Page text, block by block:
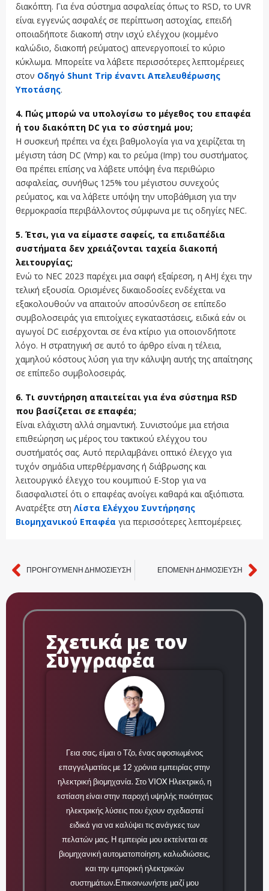
διακόπτη. Για ένα σύστημα ασφαλείας όπως το RSD, το UVR
είναι εγγενώς ασφαλές σε περίπτωση αστοχίας, επειδή
οποιαδήποτε διακοπή στην ισχύ ελέγχου (κομμένο
καλώδιο, διακοπή ρεύματος) απενεργοποιεί το κύριο
κύκλωμα. Μπορείτε να λάβετε περισσότερες λεπτομέρειες
στον Οδηγό Shunt Trip έναντι Απελευθέρωσης
Υποτάσης.
4. Πώς μπορώ να υπολογίσω το μέγεθος του επαφέα
ή του διακόπτη DC για το σύστημά μου;
Η συσκευή πρέπει να έχει βαθμολογία για να χειρίζεται τη
μέγιστη τάση DC (Vmp) και το ρεύμα (Imp) του συστήματος.
Θα πρέπει επίσης να λάβετε υπόψη ένα περιθώριο
ασφαλείας, συνήθως 125% του μέγιστου συνεχούς
ρεύματος, και να λάβετε υπόψη την υποβάθμιση για την
θερμοκρασία περιβάλλοντος σύμφωνα με τις οδηγίες NEC.
5. Έτσι, για να είμαστε σαφείς, τα επιδαπέδια
συστήματα δεν χρειάζονται ταχεία διακοπή
λειτουργίας;
Ενώ το NEC 2023 παρέχει μια σαφή εξαίρεση, η ΑΗJ έχει την
τελική εξουσία. Ορισμένες δικαιοδοσίες ενδέχεται να
εξακολουθούν να απαιτούν αποσύνδεση σε επίπεδο
συμβολοσειράς για επιτοίχιες εγκαταστάσεις, ειδικά εάν οι
αγωγοί DC εισέρχονται σε ένα κτίριο για οποιονδήποτε
λόγο. Η στρατηγική σε αυτό το άρθρο είναι η τέλεια,
χαμηλού κόστους λύση για την κάλυψη αυτής της απαίτησης
σε επίπεδο συμβολοσειράς.
6. Τι συντήρηση απαιτείται για ένα σύστημα RSD
που βασίζεται σε επαφέα;
Είναι ελάχιστη αλλά σημαντική. Συνιστούμε μια ετήσια
επιθεώρηση ως μέρος του τακτικού ελέγχου του
συστήματός σας. Αυτό περιλαμβάνει οπτικό έλεγχο για
τυχόν σημάδια υπερθέρμανσης ή διάβρωσης και
λειτουργικό έλεγχο του κουμπιού E-Stop για να
διασφαλιστεί ότι ο επαφέας ανοίγει καθαρά και αξιόπιστα.
Ανατρέξτε στη Λίστα Ελέγχου Συντήρησης
Βιομηχανικού Επαφέα για περισσότερες λεπτομέρειες.
Προηγ.
ΠΡΟΗΓΟΎΜΕΝΗ ΔΗΜΟΣΊΕΥΣΗ ΕΠΌΜΕΝΗ ΔΗΜΟΣΊΕΥΣΗ
Σχετικά με τον
Συγγραφέα
Γεια σας, είμαι ο Τζο, ένας αφοσιωμένος
επαγγελματίας με 12 χρόνια εμπειρίας στην
ηλεκτρική βιομηχανία. Στο VIOX Ηλεκτρικό, η
εστίαση είναι στην παροχή υψηλής ποιότητας
ηλεκτρικής λύσεις που έχουν σχεδιαστεί
ειδικά για να καλύψει τις ανάγκες των
πελατών μας. Η εμπειρία μου εκτείνεται σε
βιομηχανική αυτοματοποίηση, καλωδιώσεις,
και την εμπορική ηλεκτρικών
συστημάτων.Επικοινωνήστε μαζί μου